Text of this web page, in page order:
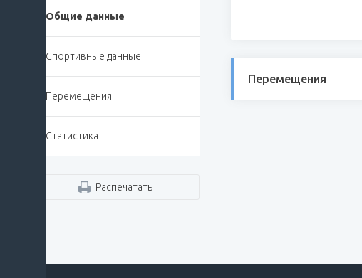
Общие данные
Спортивные данные
Перемещения
Статистика
Распечатать
Перемещения